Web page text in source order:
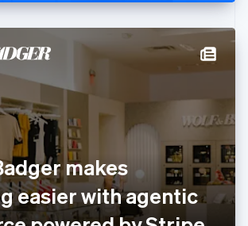
makes
easier with agentic